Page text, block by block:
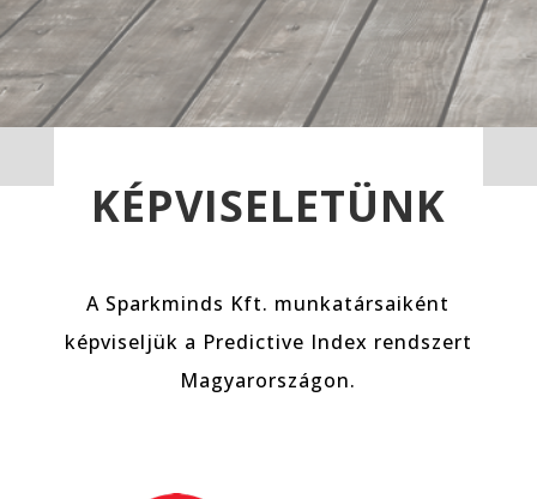
KÉPVISELETÜNK
A Sparkminds Kft. munkatársaiként
képviseljük a Predictive Index rendszert
Magyarországon.